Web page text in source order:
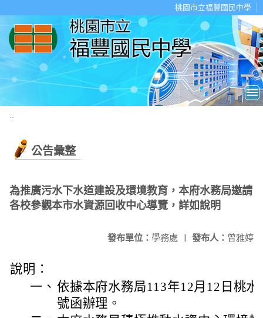
桃園市立福豐國民中學
:::
公告彙整
為推廣污水下水道建設及環境教育，本府水務局邀請
各校參觀本市水資源回收中心導覽，詳如說明
發布人： 曾雅婷
發布單位： 學務處 |
說明：
一、 依據本府水務局113年12月12日桃
號函辦理。